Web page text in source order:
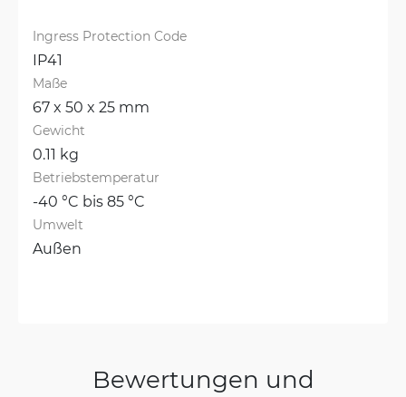
Ingress Protection Code
IP41
Maße
67 x 50 x 25 mm
Gewicht
0.11 kg
Betriebstemperatur
-40 °C bis 85 °C
Umwelt
Außen
Bewertungen und